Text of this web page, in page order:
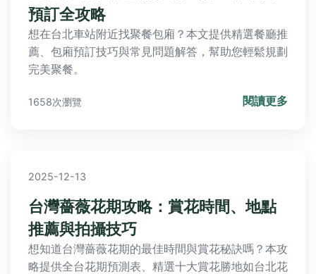
預訂全攻略
想在台北車站附近找聚餐包廂？本文提供精選餐廳推
薦、包廂預訂技巧與常見問題解答，幫助您輕鬆規劃
完美聚餐。
1658次瀏覽 閱讀更多
2025-12-13
台灣薔薇花期攻略：賞花時間、地點
推薦與拍攝技巧
想知道台灣薔薇花期的最佳時間與賞花秘訣嗎？本攻
略提供全台花期預測表、精選十大賞花勝地如台北花